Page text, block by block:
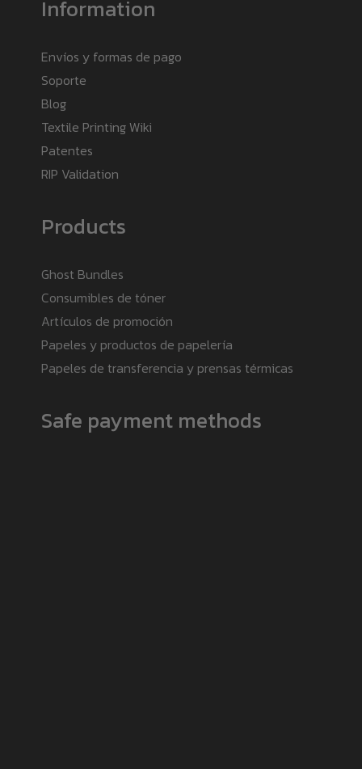
Information
Envíos y formas de pago
Soporte
Blog
Textile Printing Wiki
Patentes
RIP Validation
Products
Ghost Bundles
Consumibles de tóner
Artículos de promoción
Papeles y productos de papelería
Papeles de transferencia y prensas térmicas
Safe payment methods